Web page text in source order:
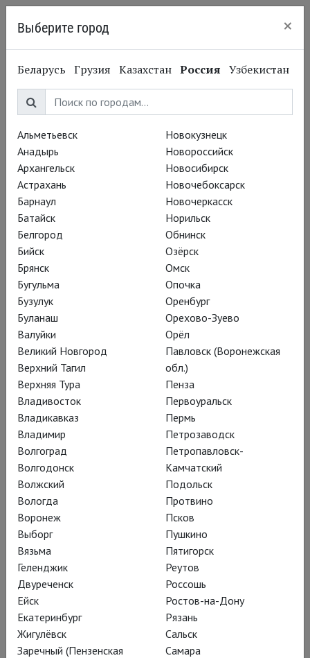
Официальная группа TheatreHD
в Сургуте
Подписаться на рассылку
Август
Выберите город ×
Беларусь Грузия Казахстан Россия Узбекистан
Альметьевск
Анадырь
Архангельск
Астрахань
Барнаул
Батайск
Белгород
Бийск
Брянск
Бугульма
Бузулук
Буланаш
Валуйки
Великий Новгород
Верхний Тагил
Верхняя Тура
Владивосток
Владикавказ
Владимир
Волгоград
Волгодонск
Волжский
Вологда
Воронеж
Выборг
Вязьма
Геленджик
Двуреченск
Ейск
Екатеринбург
Жигулёвск
Заречный (Пензенская
Новокузнецк
Новороссийск
Новосибирск
Новочебоксарск
Новочеркасск
Норильск
Обнинск
Озёрск
Омск
Опочка
Оренбург
Орехово-Зуево
Орёл
Павловск (Воронежская
обл.)
Пенза
Первоуральск
Пермь
Петрозаводск
Петропавловск-
Камчатский
Подольск
Протвино
Псков
Пушкино
Пятигорск
Реутов
Россошь
Ростов-на-Дону
Рязань
Сальск
Самара